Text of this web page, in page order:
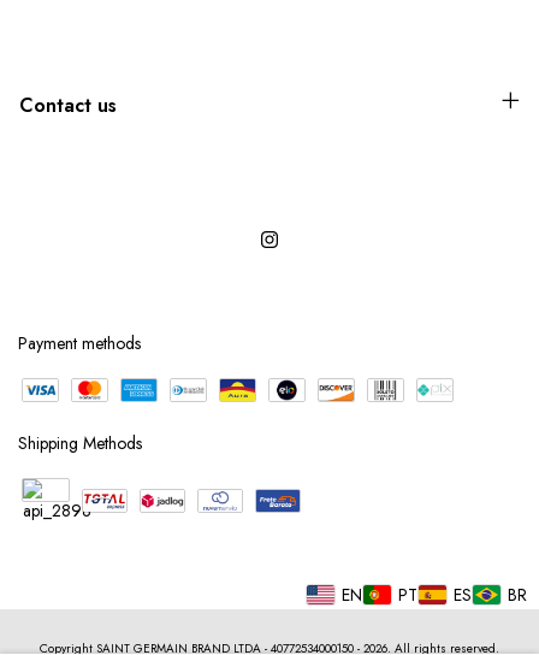
Contact us
Payment methods
Shipping Methods
EN PT ES BR
Copyright SAINT GERMAIN BRAND LTDA - 40772534000150 - 2026. All rights reserved.